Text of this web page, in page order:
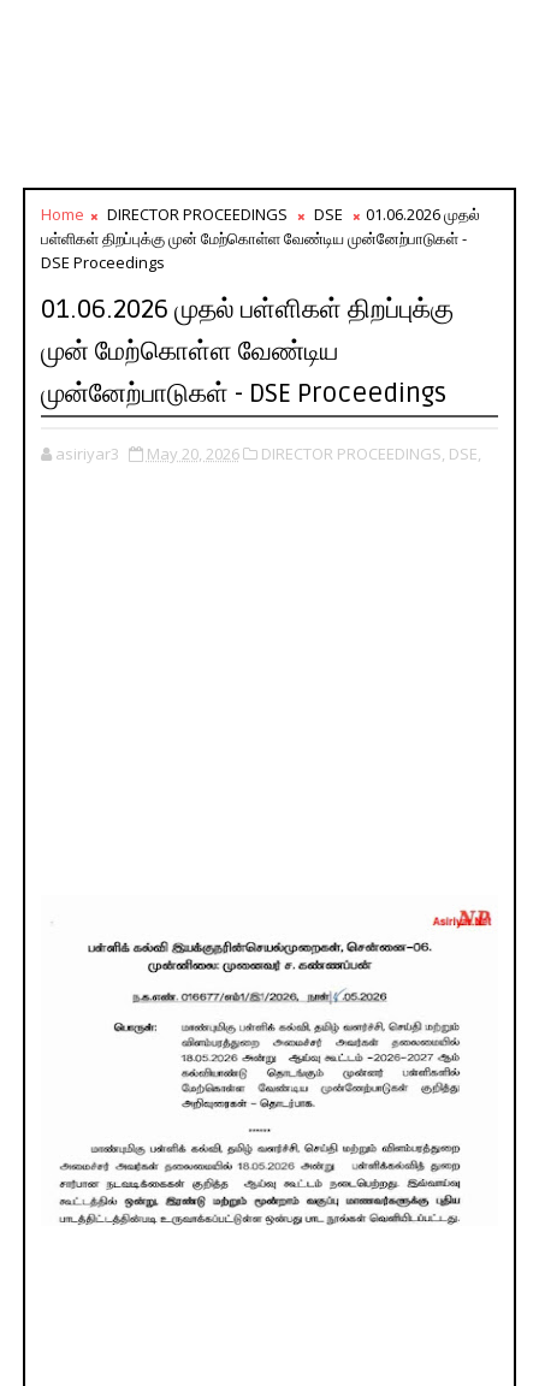
Home DIRECTOR PROCEEDINGS DSE
01.06.2026 முதல்
பள்ளிகள் திறப்புக்கு முன் மேற்கொள்ள வேண்டிய முன்னேற்பாடுகள் -
DSE Proceedings
01.06.2026 முதல் பள்ளிகள் திறப்புக்கு
முன் மேற்கொள்ள வேண்டிய
முன்னேற்பாடுகள் - DSE Proceedings
asiriyar3 May 20, 2026 DIRECTOR PROCEEDINGS, DSE,